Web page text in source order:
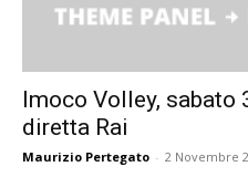
Imoco Volley, sabato
diretta Rai
Maurizio Pertegato - 2 Novembre